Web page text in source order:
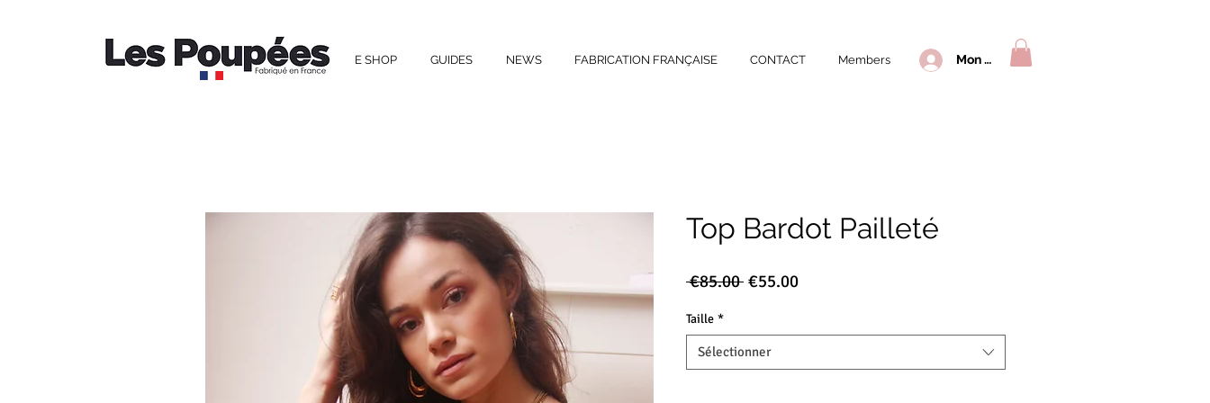
E SHOP GUIDES NEWS FABRICATION FRANÇAISE CONTACT Members Mon compte
Top Bardot Pailleté
€85.00 Prix
€55.00Prix
Taille *
Sélectionner